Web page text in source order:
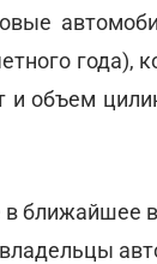
года),
объем
в ближайшее